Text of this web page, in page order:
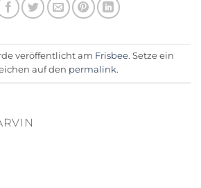
veröffentlicht am Frisbee. Setze ein
auf den permalink.